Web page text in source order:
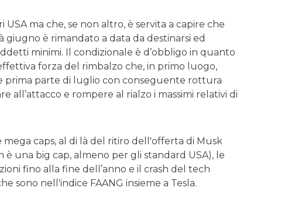
ma che, se non altro, è servita a capire che
giugno è rimandato a data da destinarsi ed
minimi. Il condizionale è d’obbligo in quanto
forza del rimbalzo che, in primo luogo,
prima parte di luglio con conseguente rottura
all’attacco e rompere al rialzo i massimi relativi di
caps, al di là del ritiro dell'offerta di Musk
una big cap, almeno per gli standard USA), le
fino alla fine dell’anno e il crash del tech
sono nell'indice FAANG insieme a Tesla.